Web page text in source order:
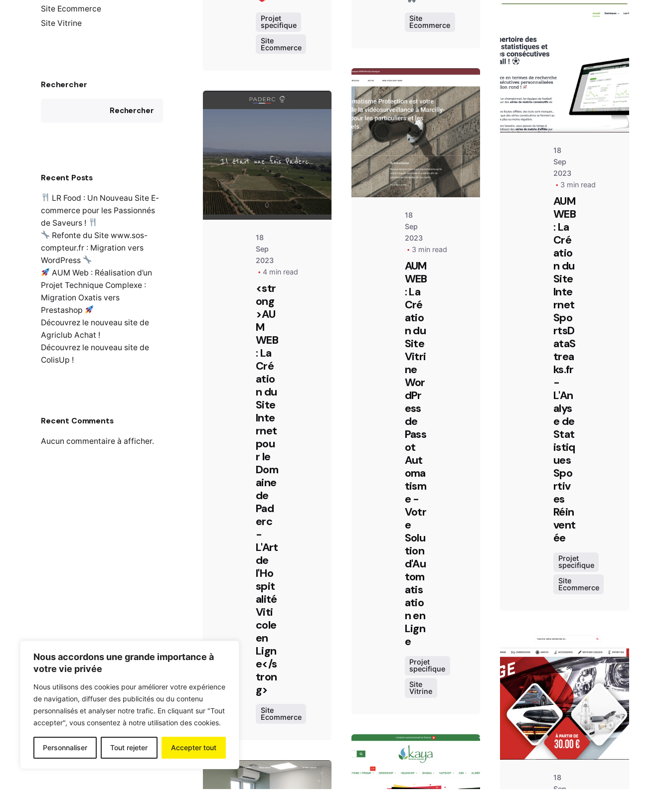
Nous accordons une grande importance à
votre vie privée
Nous utilisons des cookies pour améliorer votre expérience
de navigation, diffuser des publicités ou du contenu
personnalisés et analyser notre trafic. En cliquant sur "Tout
accepter", vous consentez à notre utilisation des cookies.
Personnaliser Tout rejeter Accepter tout
Site Ecommerce
Site Vitrine
Rechercher
Rechercher
Recent Posts
LR Food : Un Nouveau Site E-
commerce pour les Passionnés
de Saveurs !
Refonte du Site www.sos-
compteur.fr : Migration vers
WordPress
AUM Web : Réalisation d’un
Projet Technique Complexe :
Migration Oxatis vers
Prestashop
Découvrez le nouveau site de
Agriclub Achat !
Découvrez le nouveau site de
ColisUp !
Recent Comments
Aucun commentaire à afficher.
Projet
specifique
Site
Ecommerce
Site
Ecommerce
Posted by
contact@aumweb.fr
18
Sep
2023
4 min read
<str
ong
>AU
M
WEB
: La
Cré
atio
n du
Site
Inte
rnet
pou
r le
Dom
aine
de
Pad
erc
-
L'Art
de
l'Ho
spit
alité
Viti
cole
en
Lign
e</s
tron
g>
Site
Ecommerce
Posted by
contact@aumweb.fr
18
Sep
2023
3 min read
AUM
WEB
: La
Cré
atio
n du
Site
Vitri
ne
Wor
dPr
ess
de
Pass
ot
Aut
oma
tism
e -
Votr
e
Solu
tion
d'Au
tom
atis
atio
n en
Lign
e
Projet
specifique
Site
Vitrine
Posted by
contact@aumweb.fr
18
Sep
2023
3 min read
AUM
WEB
: La
Cré
atio
n du
Site
Inte
rnet
Spo
rtsD
ataS
trea
ks.fr
-
L'An
alys
e de
Stat
istiq
ues
Spo
rtiv
es
Réin
vent
ée
Projet
specifique
Site
Ecommerce
Posted by
contact@aumweb.fr
18
Sep